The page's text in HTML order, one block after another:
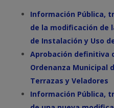
Información Pública,
de la modificación de
de Instalación y Uso
Aprobación definitiva
Ordenanza Municipal
Terrazas y Veladores
Información Pública,